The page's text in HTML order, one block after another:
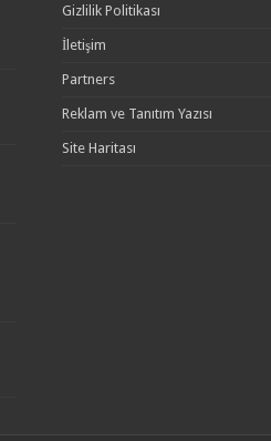
Gizlilik Politikası
İletişim
Partners
Reklam ve Tanıtım Yazısı
Site Haritası